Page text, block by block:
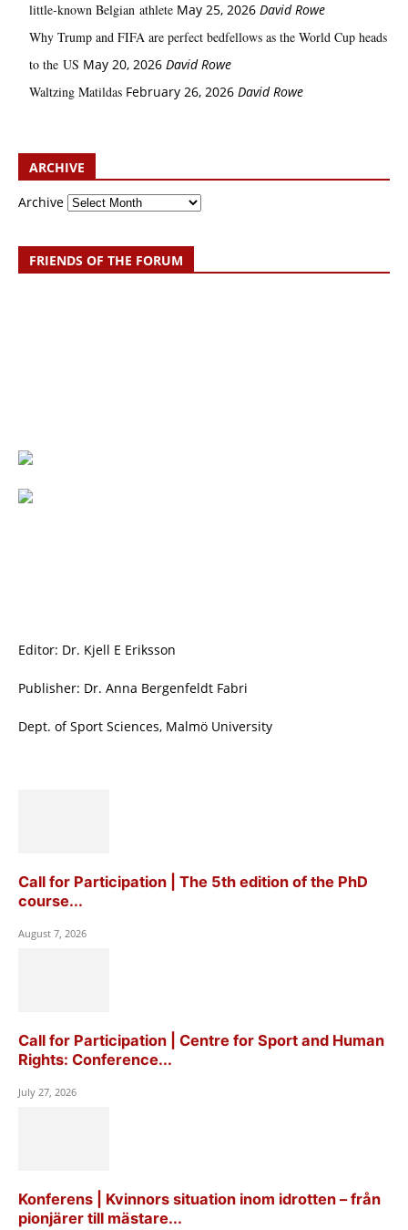
little‑known Belgian athlete May 25, 2026 David Rowe
Why Trump and FIFA are perfect bedfellows as the World Cup heads
to the US May 20, 2026 David Rowe
Waltzing Matildas February 26, 2026 David Rowe
ARCHIVE
Archive
FRIENDS OF THE FORUM
Editor: Dr. Kjell E Eriksson
Publisher: Dr. Anna Bergenfeldt Fabri
Dept. of Sport Sciences, Malmö University
Call for Participation | The 5th edition of the PhD
course...
August 7, 2026
Call for Participation | Centre for Sport and Human
Rights: Conference...
July 27, 2026
Konferens | Kvinnors situation inom idrotten – från
pionjärer till mästare...